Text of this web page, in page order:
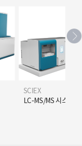
SCIEX
LC-MS/MS 시스템